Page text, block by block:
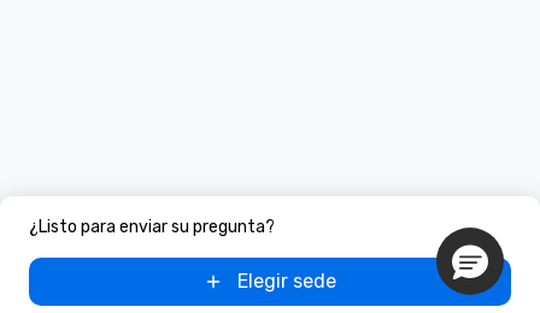
¿Listo para enviar su pregunta?
Elegir sede